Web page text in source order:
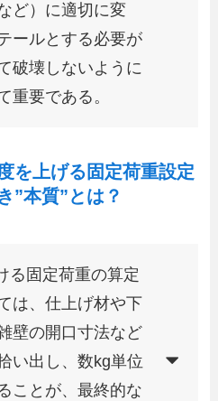
ど）に適切に変
ールとする必要が
破壊しないように
重要である。
を上げる固定荷重設定
”本質”とは？
る固定荷重の算定
は、仕上げ材や下
壁の開口寸法など
い出し、数kg単位
ことが、最終的な